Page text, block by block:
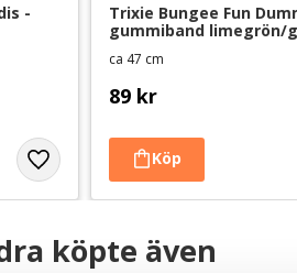
-
Trixie Bungee Fun
gummiband limegrön/
ca 47 cm
89 kr
köpte även